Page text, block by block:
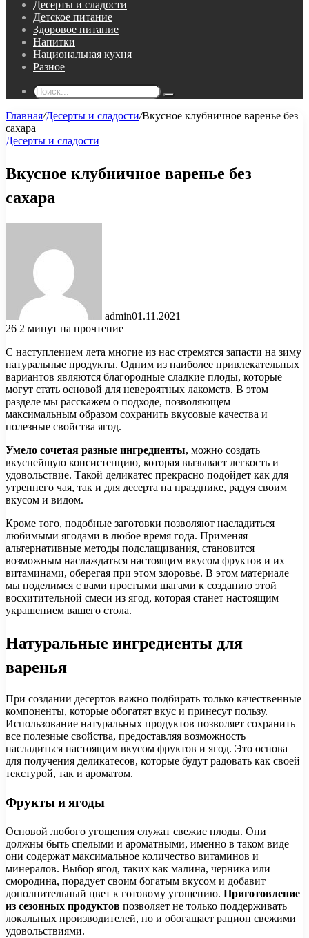
Десерты и сладости
Детское питание
Здоровое питание
Напитки
Национальная кухня
Разное
Поиск...
Главная/Десерты и сладости/Вкусное клубничное варенье без
сахара
Десерты и сладости
Вкусное клубничное варенье без
сахара
admin01.11.2021
26 2 минут на прочтение
С наступлением лета многие из нас стремятся запасти на зиму
натуральные продукты. Одним из наиболее привлекательных
вариантов являются благородные сладкие плоды, которые
могут стать основой для невероятных лакомств. В этом
разделе мы расскажем о подходе, позволяющем
максимальным образом сохранить вкусовые качества и
полезные свойства ягод.
Умело сочетая разные ингредиенты, можно создать
вкуснейшую консистенцию, которая вызывает легкость и
удовольствие. Такой деликатес прекрасно подойдет как для
утреннего чая, так и для десерта на празднике, радуя своим
вкусом и видом.
Кроме того, подобные заготовки позволяют насладиться
любимыми ягодами в любое время года. Применяя
альтернативные методы подслащивания, становится
возможным наслаждаться настоящим вкусом фруктов и их
витаминами, оберегая при этом здоровье. В этом материале
мы поделимся с вами простыми шагами к созданию этой
восхитительной смеси из ягод, которая станет настоящим
украшением вашего стола.
Натуральные ингредиенты для
варенья
При создании десертов важно подбирать только качественные
компоненты, которые обогатят вкус и принесут пользу.
Использование натуральных продуктов позволяет сохранить
все полезные свойства, предоставляя возможность
насладиться настоящим вкусом фруктов и ягод. Это основа
для получения деликатесов, которые будут радовать как своей
текстурой, так и ароматом.
Фрукты и ягоды
Основой любого угощения служат свежие плоды. Они
должны быть спелыми и ароматными, именно в таком виде
они содержат максимальное количество витаминов и
минералов. Выбор ягод, таких как малина, черника или
смородина, порадует своим богатым вкусом и добавит
дополнительный цвет к готовому угощению. Приготовление
из сезонных продуктов позволяет не только поддерживать
локальных производителей, но и обогащает рацион свежими
удовольствиями.